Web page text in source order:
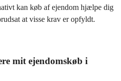
kan køb af ejendom hjælpe dig
at visse krav er opfyldt.
mit ejendomskøb i